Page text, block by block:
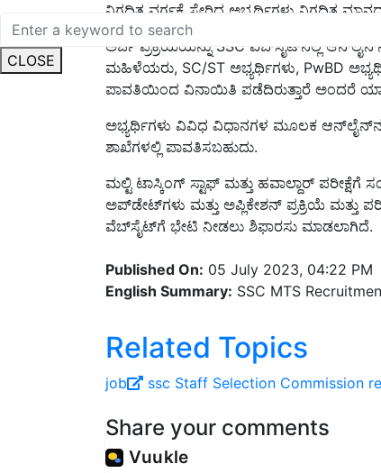
CLOSE
ನಿಗದಿತ ವರ್ಗಕ್ಕೆ ಸೇರಿದ ಅಭ್ಯರ್ಥಿಗಳು ನಿಗದಿತ
ಅರ್ಜಿ ಪ್ರಕ್ರಿಯೆಯನ್ನು SSC ವೆಬ್‌ಸೈಟ್‌ನಲ್ಲಿ
ಮಹಿಳೆಯರು, SC/ST ಅಭ್ಯರ್ಥಿಗಳು, PwBD
ಪಾವತಿಯಿಂದ ವಿನಾಯಿತಿ ಪಡೆದಿರುತ್ತಾರೆ ಅಂದರೆ
ಅಭ್ಯರ್ಥಿಗಳು ವಿವಿಧ ವಿಧಾನಗಳ ಮೂಲಕ
ಶಾಖೆಗಳಲ್ಲಿ ಪಾವತಿಸಬಹುದು.
ಮಲ್ಟಿ ಟಾಸ್ಕಿಂಗ್ ಸ್ಟಾಫ್ ಮತ್ತು ಹವಾಲ್ದಾರ್
ಅಪ್‌ಡೇಟ್‌ಗಳು ಮತ್ತು ಅಪ್ಲಿಕೇಶನ್ ಪ್ರಕ್ರಿಯೆ ಮತ್ತು
ವೆಬ್‌ಸೈಟ್‌ಗೆ ಭೇಟಿ ನೀಡಲು ಶಿಫಾರಸು ಮಾಡಲಾಗಿದೆ.
Published On: 05 July 2023, 04:22 PM
English Summary: SSC MTS
Related Topics
job ssc Staff Selection Commission
Share your comments